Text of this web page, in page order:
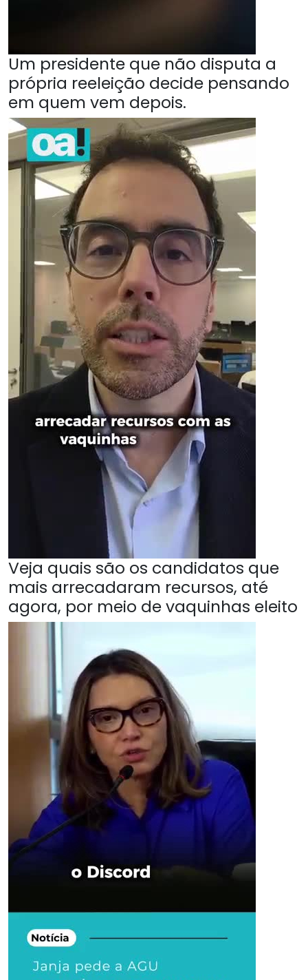
Um presidente que não disputa a
própria reeleição decide pensando
em quem vem depois.
Veja quais são os candidatos que
mais arrecadaram recursos, até
agora, por meio de vaquinhas eleito